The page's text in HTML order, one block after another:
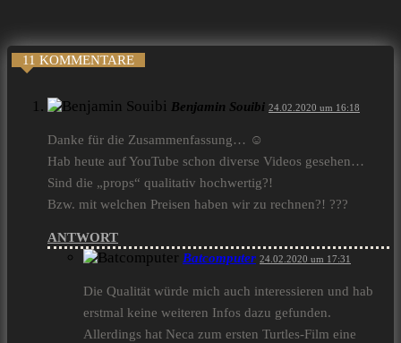
11 KOMMENTARE
Benjamin Souibi 24.02.2020 um 16:18
Danke für die Zusammenfassung… ☺
Hab heute auf YouTube schon diverse Videos gesehen…
Sind die „props“ qualitativ hochwertig?!
Bzw. mit welchen Preisen haben wir zu rechnen?! ???
ANTWORT
Batcomputer 24.02.2020 um 17:31
Die Qualität würde mich auch interessieren und hab
erstmal keine weiteren Infos dazu gefunden.
Allerdings hat Neca zum ersten Turtles-Film eine